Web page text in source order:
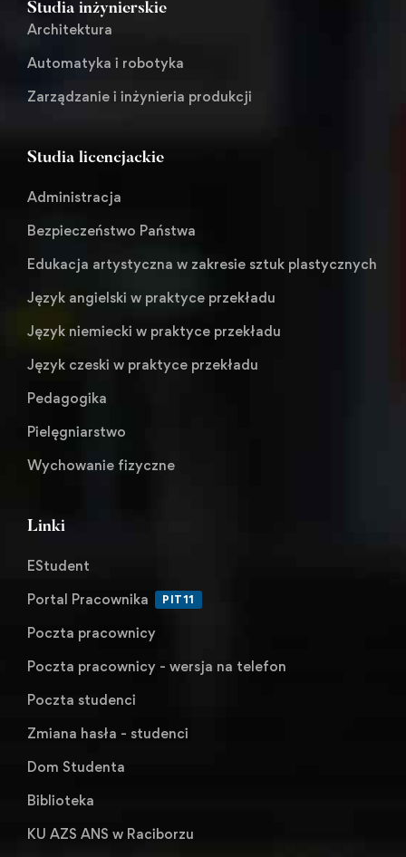
Studia inżynierskie
Architektura
Automatyka i robotyka
Zarządzanie i inżynieria produkcji
Studia licencjackie
Administracja
Bezpieczeństwo Państwa
Edukacja artystyczna w zakresie sztuk plastycznych
Język angielski w praktyce przekładu
Język niemiecki w praktyce przekładu
Język czeski w praktyce przekładu
Pedagogika
Pielęgniarstwo
Wychowanie fizyczne
Linki
EStudent
Portal Pracownika
PIT11
Poczta pracownicy
Poczta pracownicy - wersja na telefon
Poczta studenci
Zmiana hasła - studenci
Dom Studenta
Biblioteka
KU AZS ANS w Raciborzu